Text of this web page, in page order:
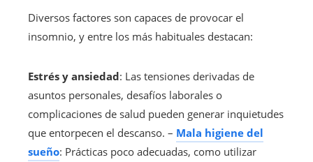
Diversos factores son capaces de provocar el
insomnio, y entre los más habituales destacan:
Estrés y ansiedad: Las tensiones derivadas de
asuntos personales, desafíos laborales o
complicaciones de salud pueden generar inquietudes
que entorpecen el descanso. – Mala higiene del
sueño: Prácticas poco adecuadas, como utilizar